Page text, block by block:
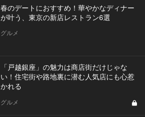
春のデートにおすすめ！華やかなディナー
が叶う、東京の新店レストラン6選
グルメ
「戸越銀座」の魅力は商店街だけじゃな
い！住宅街や路地裏に潜む人気店にも心惹
かれる
グルメ